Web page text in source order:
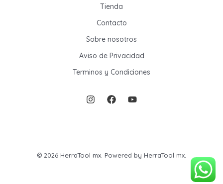
Tienda
Contacto
Sobre nosotros
Aviso de Privacidad
Terminos y Condiciones
© 2026 HerraTool mx. Powered by HerraTool mx.